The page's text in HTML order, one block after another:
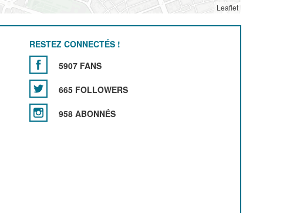
Leaflet
RESTEZ CONNECTÉS !
5907 FANS
665 FOLLOWERS
958 ABONNÉS